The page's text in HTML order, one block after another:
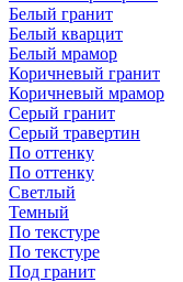
Белый гранит
Белый кварцит
Белый мрамор
Коричневый гранит
Коричневый мрамор
Серый гранит
Серый травертин
По оттенку
По оттенку
Светлый
Темный
По текстуре
По текстуре
Под гранит